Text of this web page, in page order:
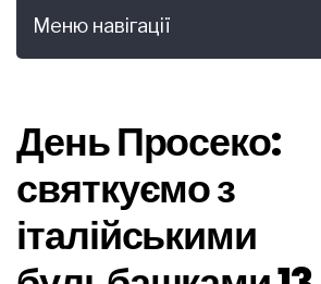
Меню навігації
День Просеко:
святкуємо з
італійськими